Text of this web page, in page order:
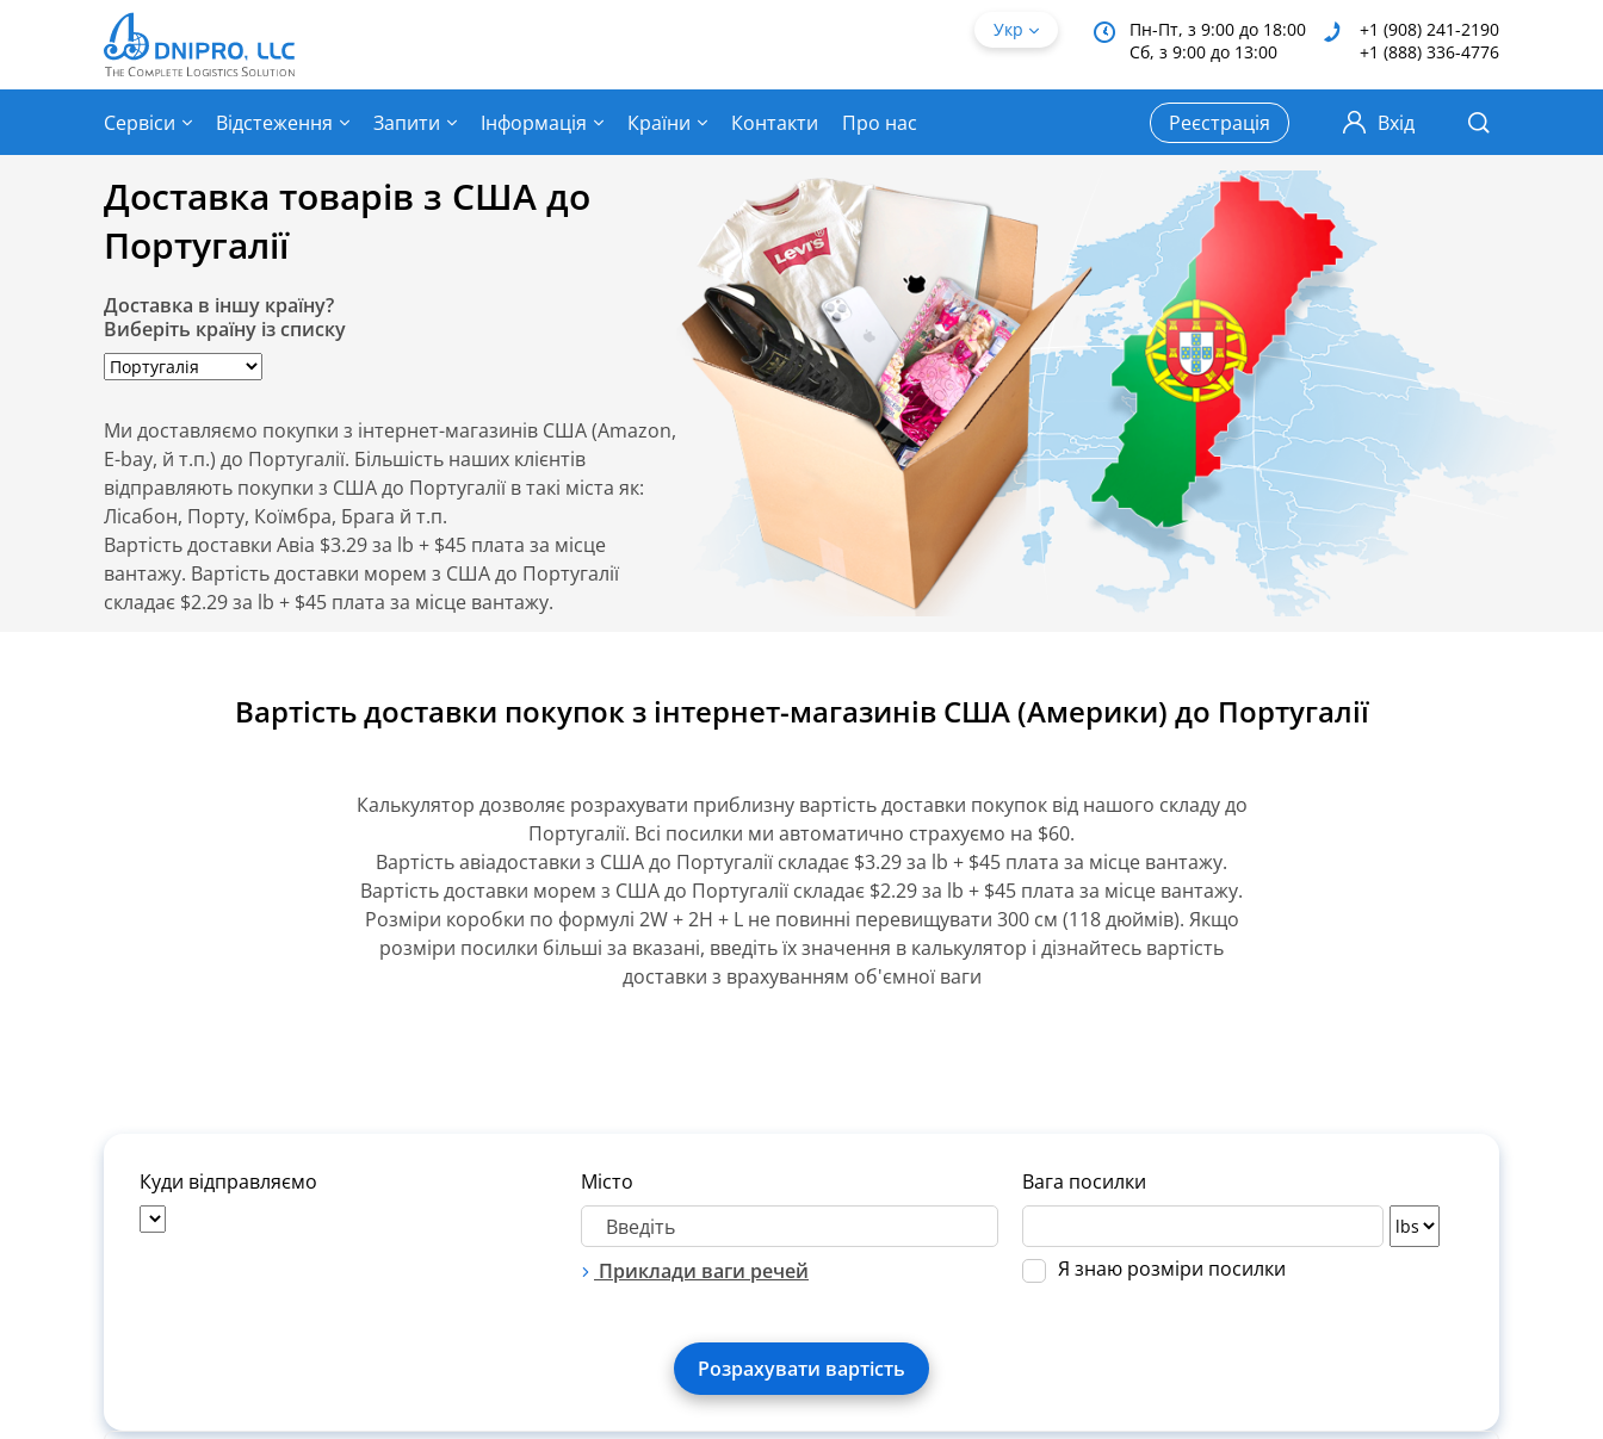
Доставка товарів з США до
Португалії
Доставка в іншу країну?
Виберіть країну із списку
Ми доставляємо покупки з інтернет-магазинів США (Amazon,
E-bay, й т.п.) до Португалії. Більшість наших клієнтів
відправляють покупки з США до Португалії в такі міста як:
Лісабон, Порту, Коїмбра, Брага й т.п.
Вартість доставки Авіа $3.29 за lb + $45 плата за місце
вантажу. Вартість доставки морем з США до Португалії
складає $2.29 за lb + $45 плата за місце вантажу.
Вартість доставки покупок з інтернет-магазинів США (Америки) до Португалії
Калькулятор дозволяє розрахувати приблизну вартість доставки покупок від нашого складу до
Португалії. Всі посилки ми автоматично страхуємо на $60.
Вартість авіадоставки з США до Португалії складає $3.29 за lb + $45 плата за місце вантажу.
Вартість доставки морем з США до Португалії складає $2.29 за lb + $45 плата за місце вантажу.
Розміри коробки по формулі 2W + 2H + L не повинні перевищувати 300 см (118 дюймів). Якщо
розміри посилки більші за вказані, введіть їх значення в калькулятор і дізнайтесь вартість
доставки з врахуванням об'ємної ваги
Куди відправляємо Місто
Приклади ваги речей
Вага посилки
Я знаю розміри посилки
Розрахувати вартість
Укр
Пн-Пт, з 9:00 до 18:00
Сб, з 9:00 до 13:00
+1 (908) 241-2190
+1 (888) 336-4776
Сервіси Відстеження Запити Інформація Країни Контакти Про нас Реєстрація Вхід